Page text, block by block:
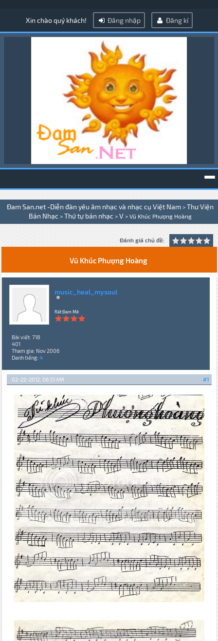
Xin chào quý khách! Đăng nhập Đăng kí
Đam San.net -Diễn đàn yêu âm nhạc và nhạc cụ Việt Nam > Thư Viện
Bản Nhạc > Thứ tự bản nhạc > V > Vũ Khúc Phượng Hoàng
Đánh giá chủ đề:
Vũ Khúc Phượng Hoàng
music_heal_mysoul
Rất Đam Mê
Bài viết: 718
401
Tham gia: Nov 2006
Danh tiếng: 4
#1
02-22-2012, 06:51 AM